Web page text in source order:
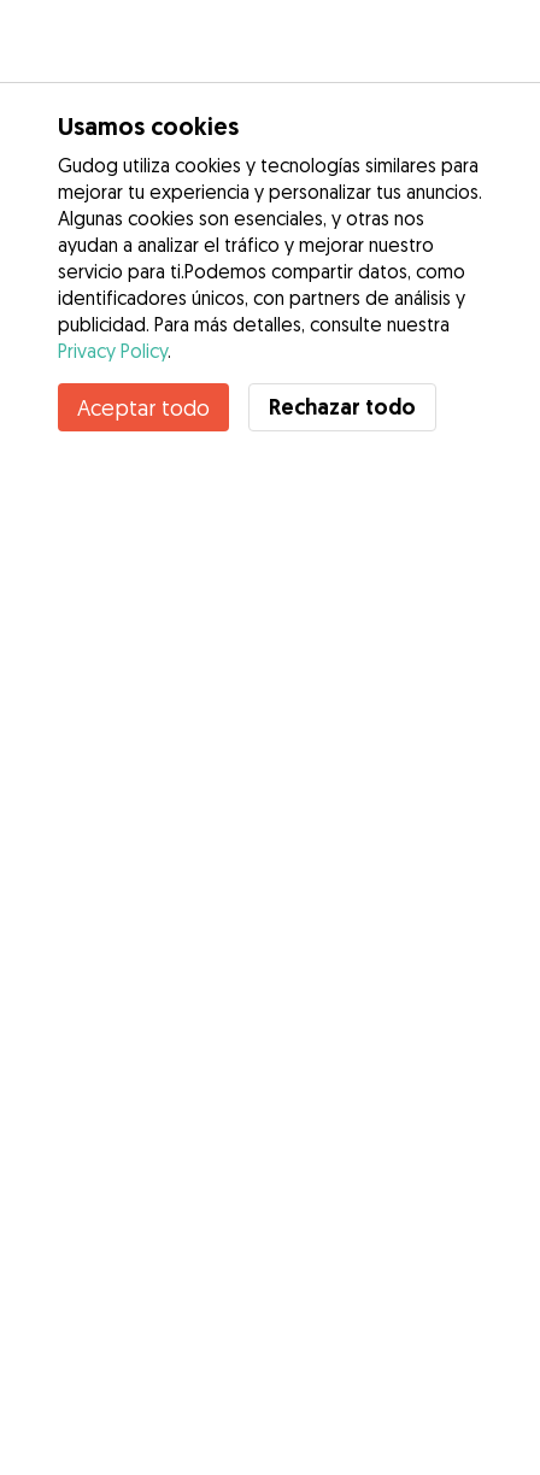
Contacta con Manuel
¿Conoces los Beneficios de Gudog? Ver más
Usamos cookies
Gudog utiliza cookies y tecnologías similares para
mejorar tu experiencia y personalizar tus anuncios.
Algunas cookies son esenciales, y otras nos
ayudan a analizar el tráfico y mejorar nuestro
servicio para ti.Podemos compartir datos, como
identificadores únicos, con partners de análisis y
publicidad. Para más detalles, consulte nuestra
Privacy Policy.
Aceptar todo Rechazar todo